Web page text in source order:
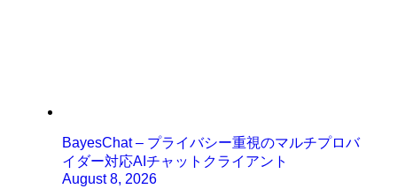
BayesChat – プライバシー重視のマルチプロバ
イダー対応AIチャットクライアント
August 8, 2026